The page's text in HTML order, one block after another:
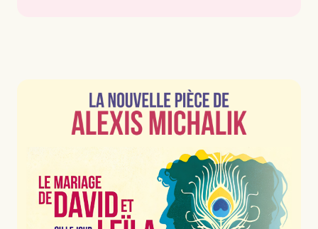
À Paris, on peut découvrir une incroyable
diversité de spectacles : pièces de théâtre
classique ou contemporaines, comédies
musicales, spectacles comiques, opéras,
ballets, théâtre d’improvisation,
marionnettes, cabaret, cirque